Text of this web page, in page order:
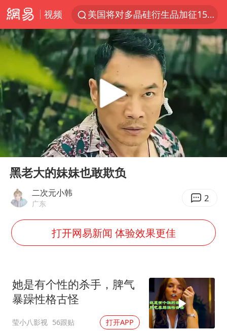
视频
美国将对多晶硅衍生品加征15%关税
泰交通部副部长回应中国人遭歧视手势
改名后的“青海拉面”店
勒沃库森U17主帅盛赞赵松源
台军“汉光秀”开场闹剧多
段绚竞因公牺牲 年仅44岁
1岁宝宝碰坏纸巾盒 宝妈被索赔924元
男子结婚8年3个女儿均非亲生
男子杀人后逃进深山21年活得像野人
公司“上四休三”但要降薪1000元
47岁妈妈突然产女 26岁女儿：很震惊
如何把百年大党建设得更加坚强有力？
Play
00:00
黑老大的妹妹也敢欺负
二次元小韩
广东 2
打开网易新闻 体验效果更佳
她是有个性的杀手，脾气
暴躁性格古怪
莹小八影视 56跟贴 打开APP